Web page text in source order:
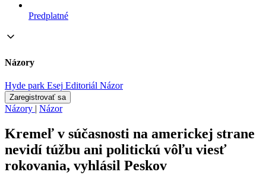
Predplatné
Názory
Hyde park Esej Editoriál Názor
Zaregistrovať sa
Názory | Názor
Kremeľ v súčasnosti na americkej strane
nevidí túžbu ani politickú vôľu viesť
rokovania, vyhlásil Peskov